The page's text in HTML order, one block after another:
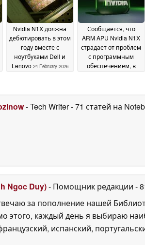
Nvidia N1X должна
дебютировать в этом
году вместе с
ноутбуками Dell и
Lenovo 24 February 2026
Сообщается, что
ARM APU Nvidia N1X
страдает от проблем
с программным
обеспечением, в
перенесен на
второй квартал или
- Tech Writer- 71 статей на
Ngoc Duy)- Помощник редакции -
за пополнение нашей
этого, каждый день я выбираю
испанский,